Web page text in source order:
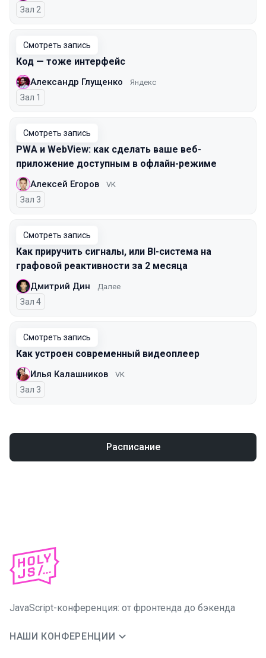
Зал 2
Смотреть запись
Код — тоже интерфейс
Александр Глущенко Яндекс
Зал 1
Смотреть запись
PWA и WebView: как сделать ваше веб-
приложение доступным в офлайн-режиме
Алексей Егоров VK
Зал 3
Смотреть запись
Как приручить сигналы, или BI-система на
графовой реактивности за 2 месяца
Дмитрий Дин Далее
Зал 4
Смотреть запись
Как устроен современный видеоплеер
Илья Калашников VK
Зал 3
Расписание
JavaScript-конференция: от фронтенда до бэкенда
НАШИ КОНФЕРЕНЦИИ